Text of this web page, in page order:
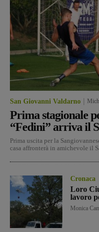
San Giovanni Valdarno
Prima stagionale
“Fedini” arriva il
Prima uscita per la
casa affronterà in amichevole il
Cronaca
Loro
lavoro
Monica